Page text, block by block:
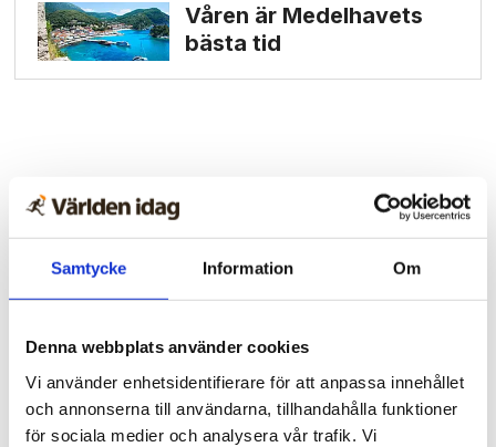
Samtycke Information Om
Denna webbplats använder cookies
Vi använder enhetsidentifierare för att anpassa innehållet
och annonserna till användarna, tillhandahålla funktioner
för sociala medier och analysera vår trafik. Vi
Våren är Medelhavets
bästa tid